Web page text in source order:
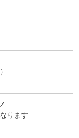
ります